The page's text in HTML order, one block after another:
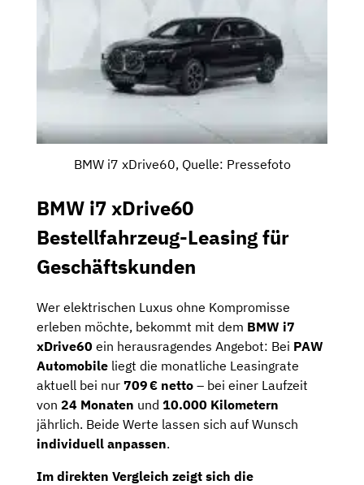
BMW i7 xDrive60, Quelle: Pressefoto
BMW i7 xDrive60
Bestellfahrzeug-Leasing für
Geschäftskunden
Wer elektrischen Luxus ohne Kompromisse
erleben möchte, bekommt mit dem BMW i7
xDrive60 ein herausragendes Angebot: Bei PAW
Automobile liegt die monatliche Leasingrate
aktuell bei nur 709 € netto – bei einer Laufzeit
von 24 Monaten und 10.000 Kilometern
jährlich. Beide Werte lassen sich auf Wunsch
individuell anpassen.
Im direkten Vergleich zeigt sich die